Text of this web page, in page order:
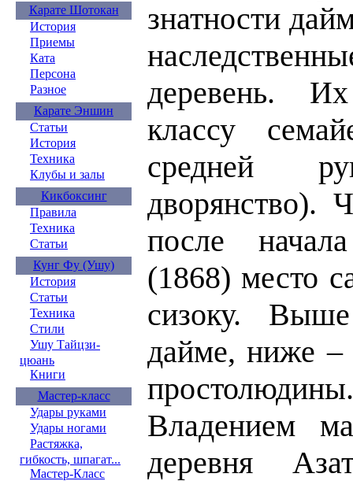
Карате Шотокан
История
Приемы
Ката
Персона
Разное
Карате Эншин
Статьи
История
Техника
Клубы и залы
Кикбоксинг
Правила
Техника
Статьи
Кунг Фу (Ушу)
История
Статьи
Техника
Стили
Ушу Тайцзи-
цюань
Книги
Мастер-класс
Удары руками
Удары ногами
Растяжка,
гибкость, шпагат...
Мастер-Класс
знатности
деревень.
классу
средней
дворянство).
после
(1868) место
сизоку.
дайме, ниже –
простолюдины.
Владением
деревня